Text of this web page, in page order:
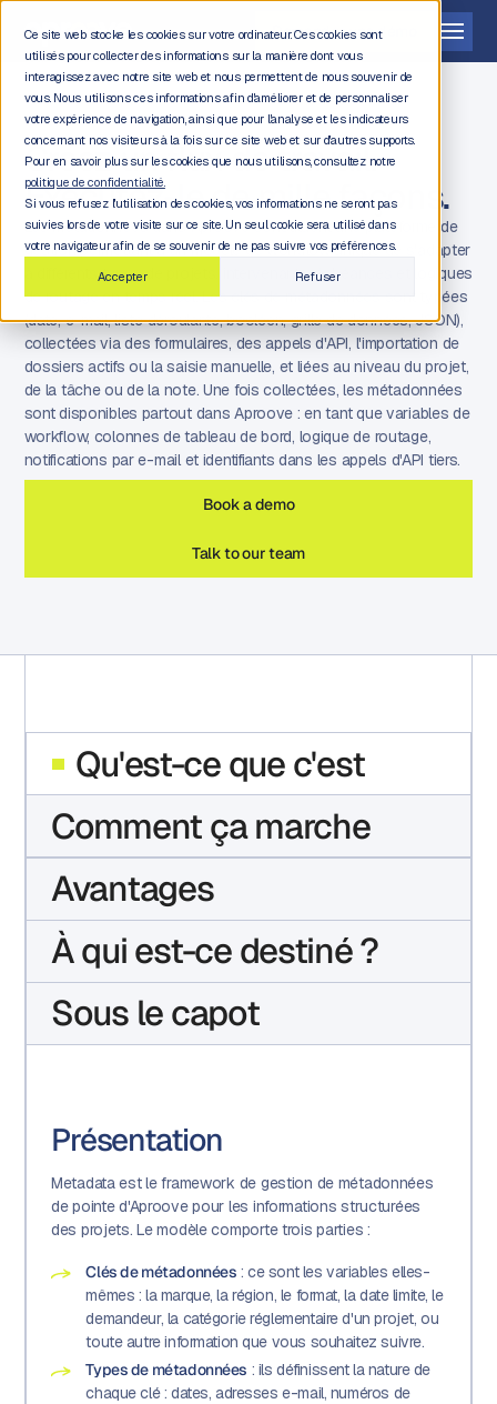
Ce site web stocke les cookies sur votre ordinateur. Ces cookies sont
utilisés pour collecter des informations sur la manière dont vous
interagissez avec notre site web et nous permettent de nous souvenir de
vous. Nous utilisons ces informations afin d'améliorer et de personnaliser
votre expérience de navigation, ainsi que pour l'analyse et les indicateurs
concernant nos visiteurs à la fois sur ce site web et sur d'autres supports.
Pour en savoir plus sur les cookies que nous utilisons, consultez notre
politique de confidentialité.
Si vous refusez l'utilisation des cookies, vos informations ne seront pas
suivies lors de votre visite sur ce site. Un seul cookie sera utilisé dans
votre navigateur afin de se souvenir de ne pas suivre vos préférences.
Accepter
Refuser
Demander une démo
Créez un flux de travail.
Exécutez-le de mille façons.
Les métadonnées dans Aproove constituent une plateforme de
gestion permettant à un modèle de workflow unique de s'adapter
à différents types de projets, intervenants, échéances et logiques
de routage en temps réel. Les clés de métadonnées sont typées
(date, e-mail, liste déroulante, booléen, grille de données, JSON),
collectées via des formulaires, des appels d'API, l'importation de
dossiers actifs ou la saisie manuelle, et liées au niveau du projet,
de la tâche ou de la note. Une fois collectées, les métadonnées
sont disponibles partout dans Aproove : en tant que variables de
workflow, colonnes de tableau de bord, logique de routage,
notifications par e-mail et identifiants dans les appels d'API tiers.
Book a demo
Talk to our team
Qu'est-ce que c'est
Comment ça marche
Avantages
À qui est-ce destiné ?
Sous le capot
Présentation
Metadata est le framework de gestion de métadonnées
de pointe d'Aproove pour les informations structurées
des projets. Le modèle comporte trois parties :
Clés de métadonnées : ce sont les variables elles-
mêmes : la marque, la région, le format, la date limite, le
demandeur, la catégorie réglementaire d'un projet, ou
toute autre information que vous souhaitez suivre.
Types de métadonnées : ils définissent la nature de
chaque clé : dates, adresses e-mail, numéros de